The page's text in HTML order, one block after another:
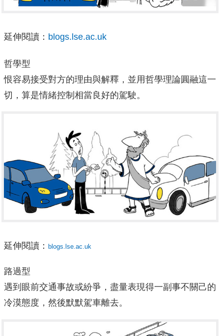
延伸閱讀： blogs.lse.ac.uk
哲學型
恨容易接受對方的理由與解釋，並用哲學理論圓融這一
切，算是情緒控制相當良好的駕駛。
延伸閱讀： blogs.lse.ac.uk
路過型
遇到眼前交通事故或紛爭，盡量表現得一副事不關己的
冷漠態度，然後默默駕車離去。